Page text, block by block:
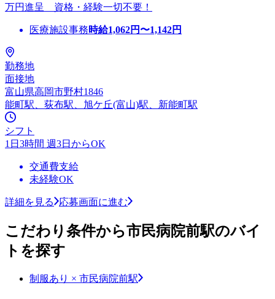
万円進呈 資格・経験一切不要！
医療施設事務時給1,062円〜1,142円
勤務地
面接地
富山県高岡市野村1846
能町駅、荻布駅、旭ケ丘(富山)駅、新能町駅
シフト
1日3時間 週3日からOK
交通費支給
未経験OK
詳細を見る 応募画面に進む
こだわり条件から市民病院前駅のバイ
トを探す
制服あり × 市民病院前駅